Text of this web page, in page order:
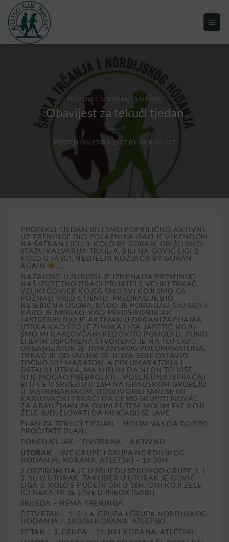
NOVOSTI, IZVJEŠTAJI S UTRKA
Obavijest za tekući tjedan
POSTED ON 27/03/2017 BY AK RAN 047
PROTEKLI TJEDAN BILI SMO POPRILIČNO AKTIVNI.
UZ TRENINGE DIO POLAZNIKA IŠAO JE VIKENDOM
NA ŠAFRAN LIGU 3. KOLO BY GORAN, OBIŠLI SMO
STAZU KALVARIJA TRAIL-A, BILI NA GOVIĆ LIGI 2.
KOLO U JASCI, NEDJELJA KOZJAČA BY GORAN
AGAIN
….
NAŽALOST, U SUBOTU JE IZNENADA PREMINUO
NAŠ IZUZETNO DRAGI PRIJATELJ, VELIKI TRKAČ,
VELIKI ČOVJEK KOJEG SMO SVI KOJI SMO GA
POZNALI VRLO CIJENILI. PREDRAG JE BIO
NESEBIČNA OSOBA, RADO JE POMAGAO ŠTO GOT I
KAKO JE MOGAO. KAO PREDSJEDNIK AK
JASTREB99 BIO JE AKTIVAN U ORGANIZACIJAMA
UTRKA KAO ŠTO JE ZIMSKA LIGA JAPETIĆ KOJU
SMO MI KARLOVČANI REDOVITO POHODILI..PUNO
LIJEPIH USPOMENA STVORENO JE NA TOJ LIGI…
ORGANIZATOR JE JASKANSKOG POLUMARATONA,
TRKAČ JE OD UVIJEK TE JE IZA SEBE OSTAVIO
TOČNO 101 MARATON, A POLUMARATONA I
OSTALIH UTRKA..MA MISLIM DA NI ON TO VIŠE
NIJE MOGAO PREBROJATI… POSLJEDNJI ISPRAĆAJ
BITI ĆE U SRIJEDU U 16H NA GRADSKOM GROBLJU
U JASTREBARSKOM. DOGOVORILI SMO SE MI
KARLOVAČKI TRKAČI DA ĆEMO SKUPITI NOVAC
ZA ARANŽMAN PA OVIM PUTEM MOLIM SVE KOJI
ŽELE SUDJELOVATI DA MI (GABI) SE JAVE.
PLAN ZA TEKUĆI TJEDAN – MOLIM VAS DA DOBRO
PROČITATE PLAN:
PONEDJELJAK – DVORANA – AKTIVNO
UTORAK – SVE GRUPE I GRUPA NORDIJSKOG
HODANJA, KORANA, ATLETSKI – 19.30H
S OBZIROM DA JE U SRIJEDU SPROVOD GRUPE 2. I
3. SU U UTORAK. TAKOĐER U UTORAK JE GOVIĆ
LIGA 3. KOLO S POČETKOM U 18H. ONI KOJI ŽELE
IĆI NEKA MI SE JAVE U INBOX (GABI).
SRIJEDA – NEMA TRENINGA
ČETVRTAK – 1. 2. I 4. GRUPA I GRUPA NORDIJSKOG
HODANJA – 19.30H KORANA, ATLETSKI
PETAK – 3. GRUPA – 19.30H KORANA, ATLETSKI